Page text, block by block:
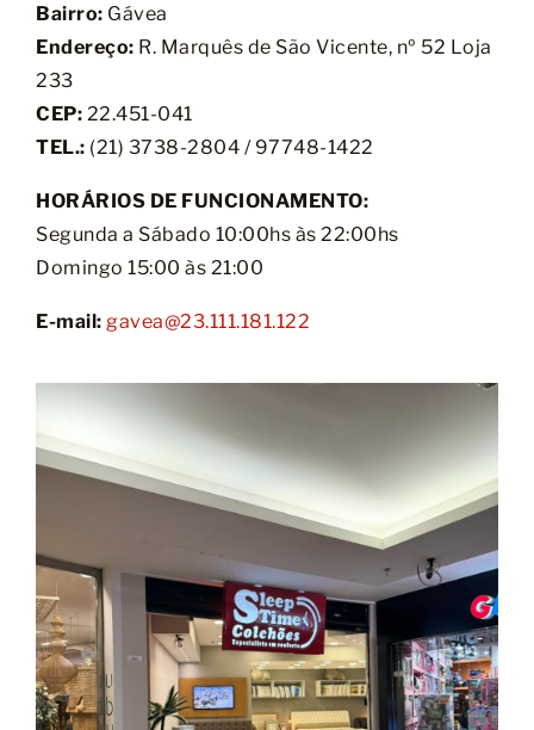
Bairro: Gávea
Endereço: R. Marquês de São Vicente, nº 52 Loja
233
CEP: 22.451-041
TEL.: (21) 3738-2804 / 97748-1422
HORÁRIOS DE FUNCIONAMENTO:
Segunda a Sábado 10:00hs às 22:00hs
Domingo 15:00 às 21:00
E-mail: gavea@23.111.181.122